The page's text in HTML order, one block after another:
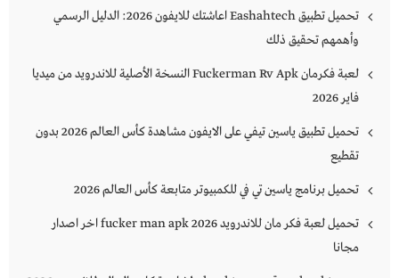
تحميل تطبيق Eashahtech اعاشتك للايفون 2026: الدليل الرسمي
وأهمهم تحقيق ذلك
لعبة فكرمان Fuckerman Rv Apk النسخة الأصلية للاندرويد من ميديا
فاير 2026
تحميل تطبيق ياسين تيفي على الايفون مشاهدة كأس العالم 2026 بدون
تقطيع
تحميل برنامج ياسين تي في للكمبيوتر متابعة كأس العالم 2026
تحميل لعبة فكر مان للاندرويد 2026 fucker man apk اخر اصدار
مجانا